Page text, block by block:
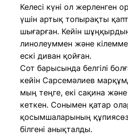
Келесі күні ол жерленген
үшін артық топырақты
шығарған. Кейін
линолеуммен және
ескі диван қойған.
Сот барысында белгілі
кейін Сарсемәлиев
мың теңге, екі сақина
кеткен. Сонымен қатар
қосымшаларының
білгені анықталды.